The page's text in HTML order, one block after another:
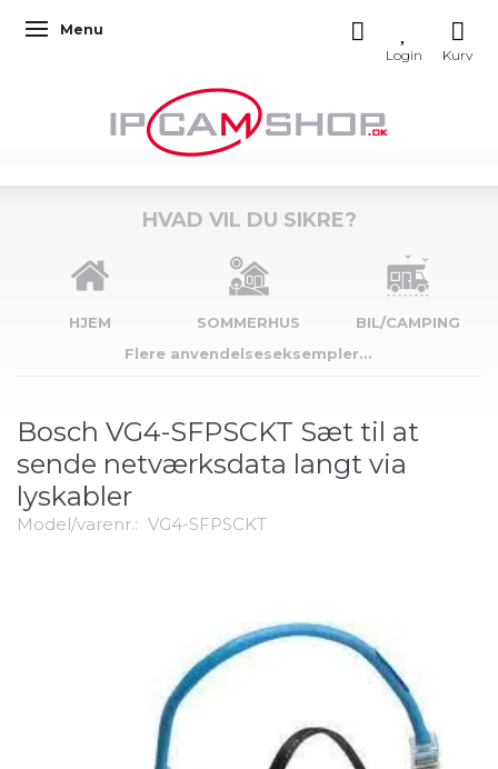
Skifte navigation
Menu
HVAD VIL DU SIKRE?
HJEM SOMMERHUS
BIL/CAMPING
Flere anvendelseseksempler...
Bosch VG4-SFPSCKT Sæt til at
sende netværksdata langt via
lyskabler
Model/varenr.: VG4-SFPSCKT